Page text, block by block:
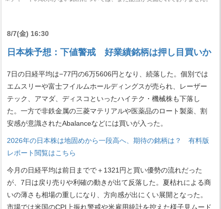
8/7(金) 16:30
日本株予想：下値警戒 好業績銘柄は押し目買いか
7日の日経平均は−77円の6万5606円となり、続落した。個別では
エムスリーや富士フイルムホールディングスが売られ、レーザー
テック、アマダ、ディスコといったハイテク・機械株も下落し
た。一方で非鉄金属の三菱マテリアルや医薬品のロート製薬、割
安感が意識されたAbalanceなどには買いが入った。
2026年の日本株は地固めから一段高へ、期待の銘柄は？ 有料版
レポート閲覧はこちら
今月の日経平均は前日までで＋1321円と買い優勢の流れだった
が、7日は戻り売りや利確の動きが出て反落した。夏枯れによる商
いの薄さも相場の重しになり、方向感が出にくい展開となった。
市場では米国のCPI上振れ警戒や米雇用統計を控えた様子見ムード